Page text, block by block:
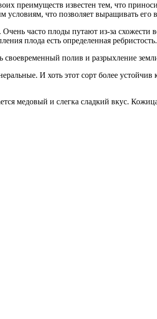
преимуществ известен тем, что
что позволяет выращивать его
часто плоды путают из-за
плода есть определенная ребристость.
своевременный полив и разрыхление
И хоть этот сорт более
медовый и слегка сладкий вкус.